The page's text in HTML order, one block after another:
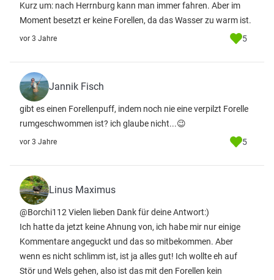
Kurz um: nach Herrnburg kann man immer fahren. Aber im
Moment besetzt er keine Forellen, da das Wasser zu warm ist.
vor 3 Jahre 5
Jannik Fisch
gibt es einen Forellenpuff, indem noch nie eine verpilzt Forelle
rumgeschwommen ist? ich glaube nicht...😉
vor 3 Jahre 5
Linus Maximus
@Borchi112 Vielen lieben Dank für deine Antwort:)
Ich hatte da jetzt keine Ahnung von, ich habe mir nur einige
Kommentare angeguckt und das so mitbekommen. Aber
wenn es nicht schlimm ist, ist ja alles gut! Ich wollte eh auf
Stör und Wels gehen, also ist das mit den Forellen kein